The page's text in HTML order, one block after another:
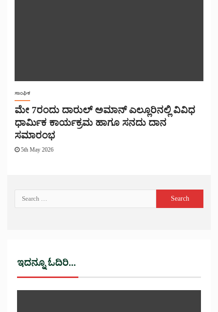
ಸಾಂಘಿಕ
​ಮೇ 7ರಂದು ದಾರುಲ್ ಅಮಾನ್ ಎಲ್ಲೂರಿನಲ್ಲಿ ವಿವಿಧ
ಧಾರ್ಮಿಕ ಕಾರ್ಯಕ್ರಮ ಹಾಗೂ ಸನದು ದಾನ
ಸಮಾರಂಭ
5th May 2026
ಇದನ್ನೂ ಓದಿರಿ...